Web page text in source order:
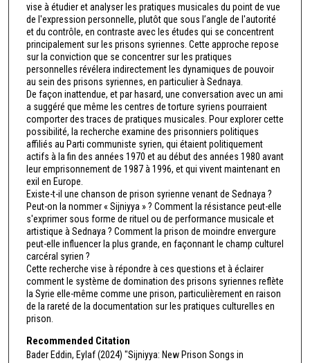
vise à étudier et analyser les pratiques musicales du point de vue
de l'expression personnelle, plutôt que sous l’angle de l'autorité
et du contrôle, en contraste avec les études qui se concentrent
principalement sur les prisons syriennes. Cette approche repose
sur la conviction que se concentrer sur les pratiques
personnelles révélera indirectement les dynamiques de pouvoir
au sein des prisons syriennes, en particulier à Sednaya.
De façon inattendue, et par hasard, une conversation avec un ami
a suggéré que même les centres de torture syriens pourraient
comporter des traces de pratiques musicales. Pour explorer cette
possibilité, la recherche examine des prisonniers politiques
affiliés au Parti communiste syrien, qui étaient politiquement
actifs à la fin des années 1970 et au début des années 1980 avant
leur emprisonnement de 1987 à 1996, et qui vivent maintenant en
exil en Europe.
Existe-t-il une chanson de prison syrienne venant de Sednaya ?
Peut-on la nommer « Sijniyya » ? Comment la résistance peut-elle
s'exprimer sous forme de rituel ou de performance musicale et
artistique à Sednaya ? Comment la prison de moindre envergure
peut-elle influencer la plus grande, en façonnant le champ culturel
carcéral syrien ?
Cette recherche vise à répondre à ces questions et à éclairer
comment le système de domination des prisons syriennes reflète
la Syrie elle-même comme une prison, particulièrement en raison
de la rareté de la documentation sur les pratiques culturelles en
prison.
Recommended Citation
Bader Eddin, Eylaf (2024) "Sijniyya: New Prison Songs in